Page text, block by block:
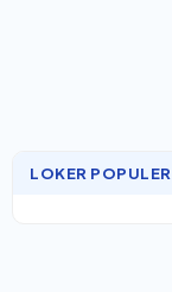
LOKER POPULER